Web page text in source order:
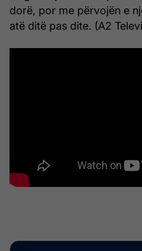
dorë, por me përvojën e
atë ditë pas dite. (A2